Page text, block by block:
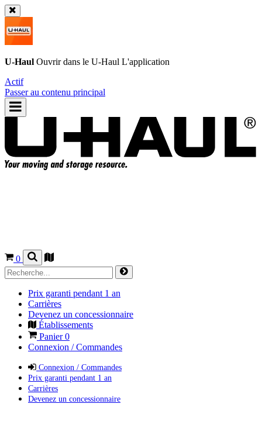
U-Haul Ouvrir dans le U-Haul L'application
Actif
Passer au contenu principal
0
Prix garanti pendant 1 an
Carrières
Devenez un concessionnaire
Établissements
Panier0
Connexion / Commandes
Connexion / Commandes
Prix garanti pendant 1 an
Carrières
Devenez un concessionnaire